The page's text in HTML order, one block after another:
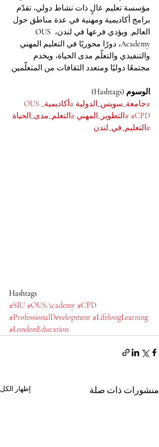
مؤسسة تعليم عالٍ ذات نشاط دولي، تقدّم
برامج أكاديمية ومهنية في عدة مناطق حول
العالم. ويؤدي فرعها في لندن، OUS
Academy، دورًا محوريًا في التعليم المهني
والتنفيذي والتعلّم مدى الحياة، ويخدم
مجتمعًا دوليًا ومتعدد الثقافات من المتعلّمين.
الوسوم (Hashtags)
#جامعة_سويس_الدولية #أكاديمية_OUS
#CPD #التطوير_المهني #التعلم_مدى_الحياة
#التعليم_في_لندن
Hashtags
#SIU #OUSAcademy #CPD
#ProfessionalDevelopment #LifelongLearning
#LondonEducation
منشورات ذات صلة إظهار الكل